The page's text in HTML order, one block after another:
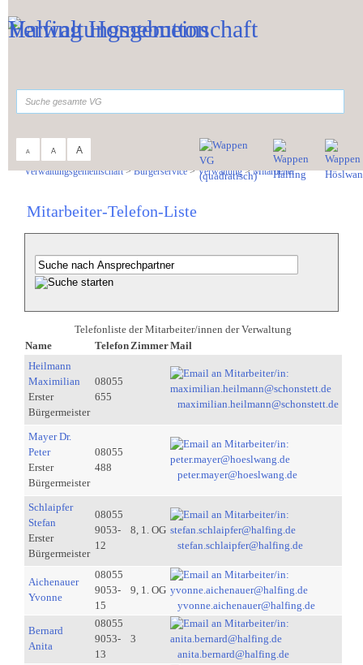
A A A
Verwaltungsgemeinschaft>Bürgerservice>Verwaltung>Mitarbeiter
Mitarbeiter-Telefon-Liste
Telefonliste der Mitarbeiter/innen der Verwaltung
Name
Telefon ZimmerMail
Heilmann
Maximilian
Erster
Bürgermeister
08055
655
maximilian.heilmann@schonstett.de
Mayer Dr.
Peter
Erster
Bürgermeister
08055
488
peter.mayer@hoeslwang.de
Schlaipfer
Stefan
Erster
Bürgermeister
08055
9053-
12
8, 1. OG
stefan.schlaipfer@halfing.de
Aichenauer
Yvonne
08055
9053-
15
9, 1. OG
yvonne.aichenauer@halfing.de
Bernard
Anita
08055
9053-
13
3
anita.bernard@halfing.de